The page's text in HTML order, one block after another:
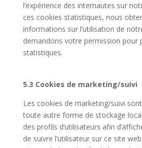
l’expérience des internautes sur
ces cookies statistiques, nous
informations sur l’utilisation de
demandons votre permission pour
statistiques.
5.3 Cookies de marketing/suivi
Les cookies de marketing/suivi
toute autre forme de stockage
des profils d’utilisateurs afin
de suivre l’utilisateur sur ce site